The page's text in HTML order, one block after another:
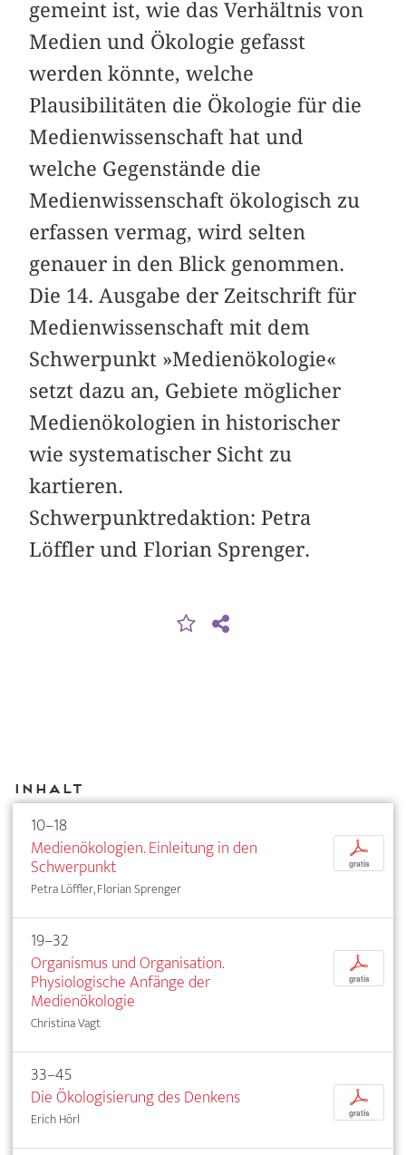
gemeint ist, wie das Verhältnis von
Medien und Ökologie gefasst
werden könnte, welche
Plausibilitäten die Ökologie für die
Medienwissenschaft hat und
welche Gegenstände die
Medienwissenschaft ökologisch zu
erfassen vermag, wird selten
genauer in den Blick genommen.
Die 14. Ausgabe der Zeitschrift für
Medienwissenschaft mit dem
Schwerpunkt »Medienökologie«
setzt dazu an, Gebiete möglicher
Medienökologien in historischer
wie systematischer Sicht zu
kartieren.
Schwerpunktredaktion: Petra
Löffler und Florian Sprenger.
Inhalt
10–18
Medienökologien. Einleitung in den
Schwerpunkt
Petra Löffler, Florian Sprenger
p
gratis
19–32
Organismus und Organisation.
Physiologische Anfänge der
Medienökologie
Christina Vagt
p
gratis
33–45
Die Ökologisierung des Denkens
Erich Hörl
p
gratis